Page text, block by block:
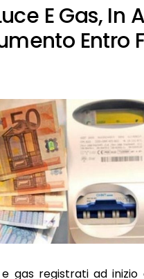
E Gas, In
Entro
gas registrati ad